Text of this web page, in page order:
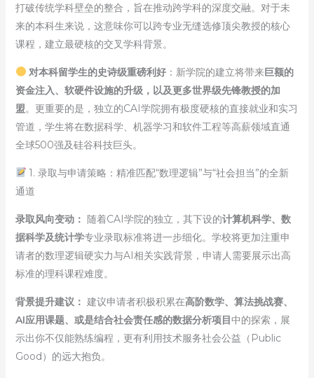
打破传统学科壁垒的整合，旨在推动跨学科的深度交融。对于未
来的本科生来说，这意味你可以跨专业无缝选修顶尖教授的核心
课程，建立最硬核的交叉学科背景。
对本科留学生的史诗级重磅利好 ：新学院的建立将带来巨额的
资金注入、软硬件设施的升级，以及更多世界级先锋教授的加
盟。更重要的是，独立的CAI学院拥有极度硬核的直接就业和实习
管道，学生将在数据科学、机器学习和软件工程等高薪领域直通
全球500强及硅谷科技巨头。
1. 录取与申请策略：精准匹配“数理逻辑”与“社会担当”的全新
通道
录取风向变动： 随着CAI学院的独立，其下设的计算机科学、数
据科学及统计学专业录取标准将进一步细化。学校将更加注重申
请者的数理逻辑硬实力与AI相关实践背景，申请人需要展示出高
标准的理科课程难度。
背景提升建议： 建议申请者积极积累在高阶数学、算法挑战赛、
AI应用课题、或是结合社会责任感的数据分析项目中的探索，展
示出你不仅能熟练编程，更有利用技术服务社会公益（Public
Good）的远大抱负。